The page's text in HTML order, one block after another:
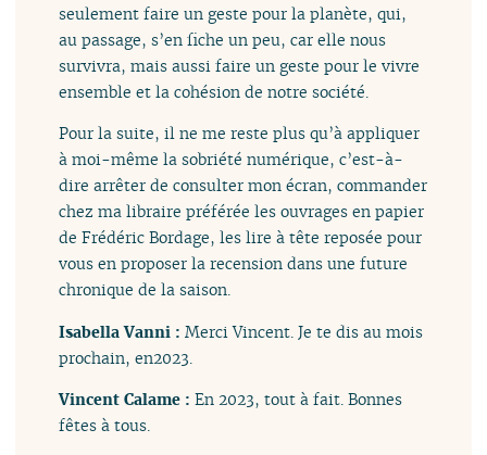
seulement faire un geste pour la planète, qui,
au passage, s’en fiche un peu, car elle nous
survivra, mais aussi faire un geste pour le vivre
ensemble et la cohésion de notre société.
Pour la suite, il ne me reste plus qu’à appliquer
à moi-même la sobriété numérique, c’est-à-
dire arrêter de consulter mon écran, commander
chez ma libraire préférée les ouvrages en papier
de Frédéric Bordage, les lire à tête reposée pour
vous en proposer la recension dans une future
chronique de la saison.
Isabella Vanni :Merci Vincent. Je te dis au mois
prochain, en2023.
Vincent Calame :En 2023, tout à fait. Bonnes
fêtes à tous.